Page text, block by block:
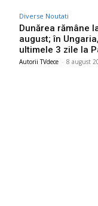
Diverse Noutati
Dunărea rămâne
august; în
ultimele 3 zile la
Autorii TVdece - 8 august